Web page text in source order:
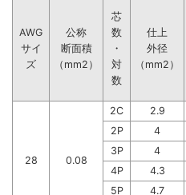
AWG
サイ
ズ
公称
断面積
（mm2）
芯
数
・
対
数
仕上
外径
（mm2）
28 0.08
2C 2.9
2P
4
3P
4
4P
4.3
5P
4.7